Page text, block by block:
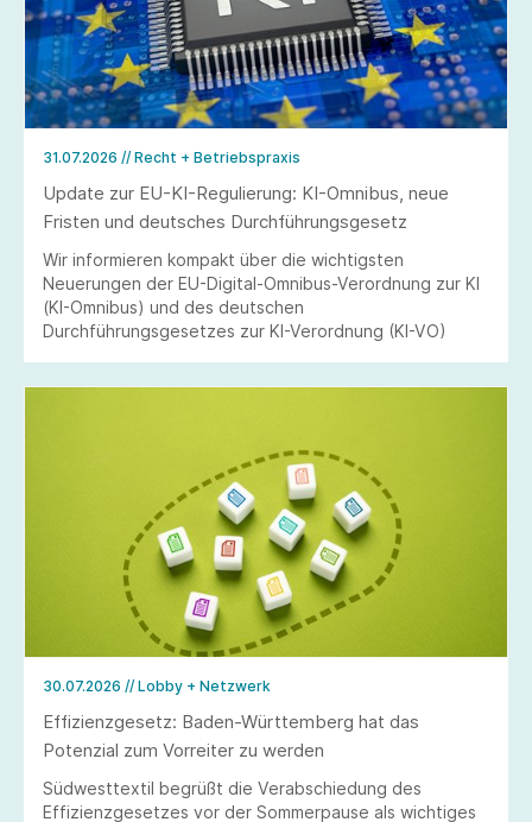
31.07.2026 // Recht + Betriebspraxis
Update zur EU-KI-Regulierung: KI-Omnibus, neue
Fristen und deutsches Durchführungsgesetz
Wir informieren kompakt über die wichtigsten
Neuerungen der EU-Digital-Omnibus-Verordnung zur KI
(KI-Omnibus) und des deutschen
Durchführungsgesetzes zur KI-Verordnung (KI-VO)
30.07.2026 // Lobby + Netzwerk
Effizienzgesetz: Baden-Württemberg hat das
Potenzial zum Vorreiter zu werden
Südwesttextil begrüßt die Verabschiedung des
Effizienzgesetzes vor der Sommerpause als wichtiges